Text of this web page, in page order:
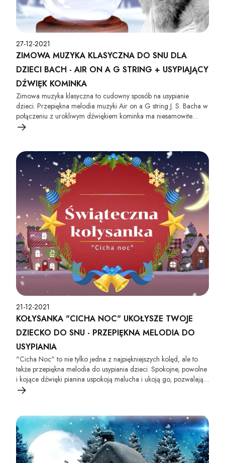
27-12-2021
ZIMOWA MUZYKA KLASYCZNA DO SNU DLA
DZIECI BACH - AIR ON A G STRING + USYPIAJĄCY
DŹWIĘK KOMINKA
Zimowa muzyka klasyczna to cudowny sposób na usypianie
dzieci. Przepiękna melodia muzyki Air on a G string J. S. Bacha w
połączeniu z urokliwym dźwiękiem kominka ma niesamowite
właściwości - uspokaja dzieci i pozwala im zasnąć w mgnieniu
21-12-2021
KOŁYSANKA "CICHA NOC" UKOŁYSZE TWOJE
DZIECKO DO SNU - PRZEPIĘKNA MELODIA DO
USYPIANIA
"Cicha Noc" to nie tylko jedna z najpiękniejszych kolęd, ale to
także przepiękna melodia do usypiania dzieci. Spokojne, powolne
i kojące dźwięki pianina uspokoją malucha i ukoją go, pozwalając
szybko zasnąć.